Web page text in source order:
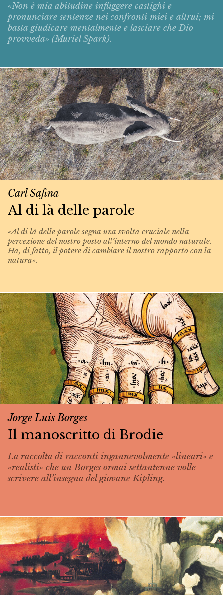
«Non è mia abitudine infliggere castighi e
pronunciare sentenze nei confronti miei e altrui; mi
basta giudicare mentalmente e lasciare che Dio
provveda» (Muriel Spark).
Carl Safina
Al di là delle parole
«Al di là delle parole segna una svolta cruciale nella
percezione del nostro posto all’interno del mondo naturale.
Ha, di fatto, il potere di cambiare il nostro rapporto con la
natura».
Jorge Luis Borges
Il manoscritto di Brodie
La raccolta di racconti ingannevolmente «lineari» e
«realisti» che un Borges ormai settantenne volle
scrivere all’insegna del giovane Kipling.